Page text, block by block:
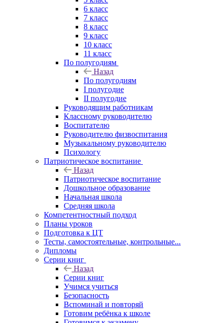
6 класс
7 класс
8 класс
9 класс
10 класс
11 класс
По полугодиям
Назад
По полугодиям
I полугодие
II полугодие
Руководящим работникам
Классному руководителю
Воспитателю
Руководителю физвоспитания
Музыкальному руководителю
Психологу
Патриотическое воспитание
Назад
Патриотическое воспитание
Дошкольное образование
Начальная школа
Средняя школа
Компетентностный подход
Планы уроков
Подготовка к ЦТ
Тесты, самостоятельные, контрольные...
Дипломы
Серии книг
Назад
Серии книг
Учимся учиться
Безопасность
Вспоминай и повторяй
Готовим ребёнка к школе